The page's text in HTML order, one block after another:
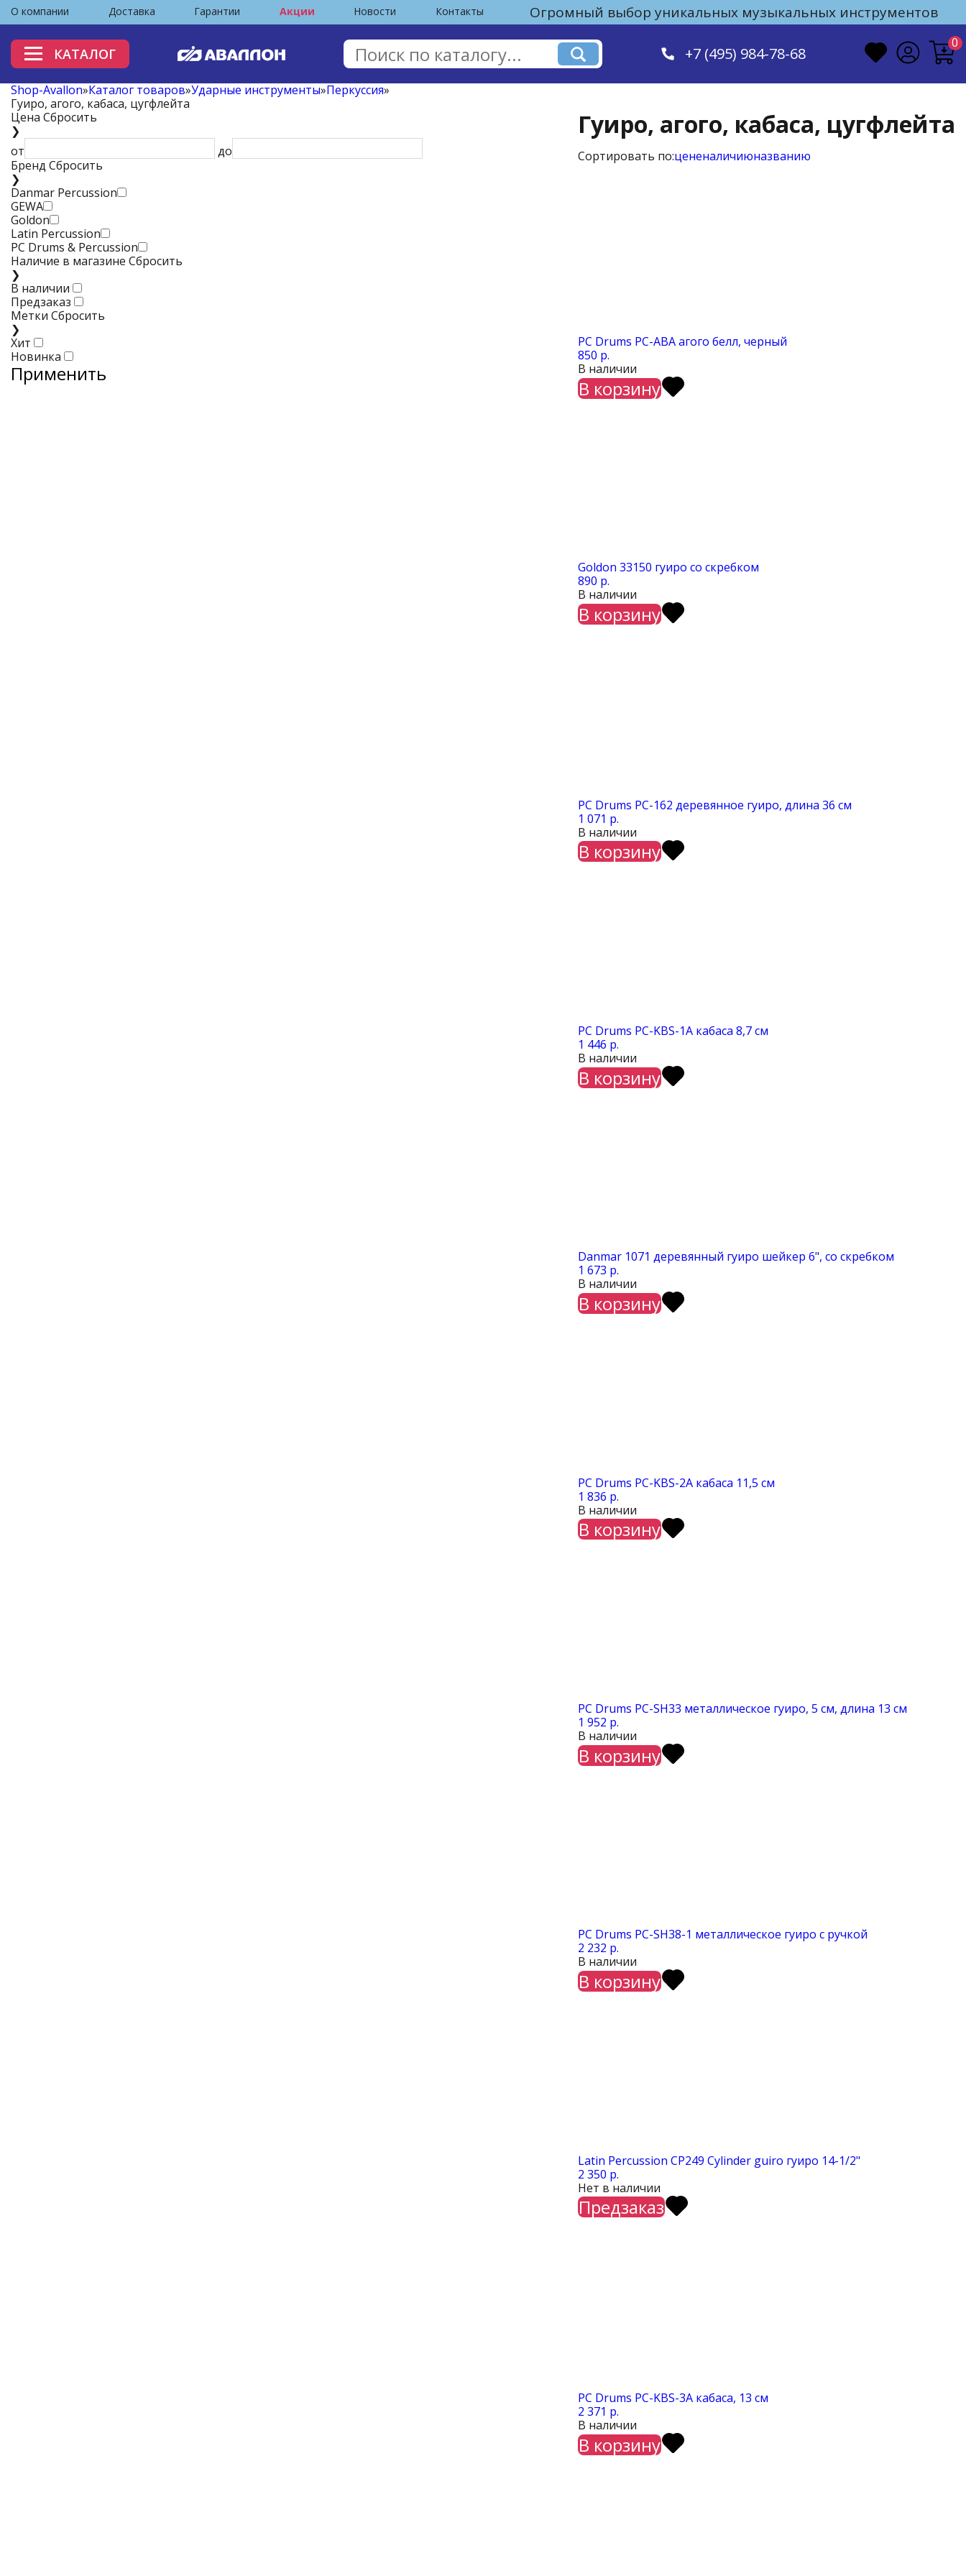
О компании Доставка Гарантии Акции Новости Контакты Огромный выбор уникальных музыкальных инструментов
КАТАЛОГ +7 (495) 984-78-68
0
Shop-Avallon»Каталог товаров»Ударные инструменты»Перкуссия»
Гуиро, агого, кабаса, цугфлейта
Цена Сбросить
❯
от
до
Бренд Сбросить
❯
Danmar Percussion
GEWA
Goldon
Latin Percussion
PC Drums & Percussion
Наличие в магазине Сбросить
❯
В наличии
Предзаказ
Метки Сбросить
❯
Хит
Новинка
Применить
Гуиро, агого, кабаса, цугфлейта
Сортировать по:цененаличиюназванию
PC Drums PC-ABA агого белл, черный
850 р.
В наличии
В корзину
Goldon 33150 гуиро со скребком
890 р.
В наличии
В корзину
PC Drums PC-162 деревянное гуиро, длина 36 см
1 071 р.
В наличии
В корзину
PC Drums PC-KBS-1A кабаса 8,7 см
1 446 р.
В наличии
В корзину
Danmar 1071 деревянный гуиро шейкер 6", со скребком
1 673 р.
В наличии
В корзину
PC Drums PC-KBS-2A кабаса 11,5 см
1 836 р.
В наличии
В корзину
PC Drums PC-SH33 металлическое гуиро, 5 см, длина 13 см
1 952 р.
В наличии
В корзину
PC Drums PC-SH38-1 металлическое гуиро с ручкой
2 232 р.
В наличии
В корзину
Latin Percussion CP249 Cylinder guiro гуиро 14-1/2"
2 350 р.
Нет в наличии
Предзаказ
PC Drums PC-KBS-3A кабаса, 13 см
2 371 р.
В наличии
В корзину